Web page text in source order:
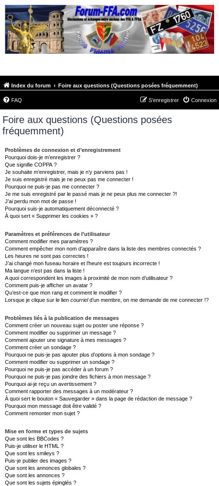
Index du forum Foire aux questions (Questions posées fréquemment)
FAQ Connexion
S’enregistrer
Foire aux questions (Questions posées
fréquemment)
Problèmes de connexion et d’enregistrement
Pourquoi dois-je m’enregistrer ?
Que signifie COPPA ?
Je souhaite m’enregistrer, mais je n’y parviens pas !
Je suis enregistré mais je ne peux pas me connecter !
Pourquoi ne puis-je pas me connecter ?
Je me suis enregistré par le passé mais je ne peux plus me connecter ?!
J’ai perdu mon mot de passe !
Pourquoi suis-je automatiquement déconnecté ?
À quoi sert « Supprimer les cookies » ?
Paramètres et préférences de l’utilisateur
Comment modifier mes paramètres ?
Comment empêcher mon nom d’apparaître dans la liste des membres connectés ?
Les heures ne sont pas correctes !
J’ai changé mon fuseau horaire et l’heure est toujours incorrecte !
Ma langue n’est pas dans la liste !
A quoi correspondent les images à proximité de mon nom d’utilisateur ?
Comment puis-je afficher un avatar ?
Qu’est-ce que mon rang et comment le modifier ?
Lorsque je clique sur le lien courrield’un membre, on me demande de me connecter !?
Problèmes liés à la publication de messages
Comment créer un nouveau sujet ou poster une réponse ?
Comment modifier ou supprimer un message ?
Comment ajouter une signature à mes messages ?
Comment créer un sondage ?
Pourquoi ne puis-je pas ajouter plus d’options à mon sondage ?
Comment modifier ou supprimer un sondage ?
Pourquoi ne puis-je pas accéder à un forum ?
Pourquoi ne puis-je pas joindre des fichiers à mon message ?
Pourquoi ai-je reçu un avertissement ?
Comment rapporter des messages à un modérateur ?
À quoi sert le bouton « Sauvegarder » dans la page de rédaction de message ?
Pourquoi mon message doit être validé ?
Comment remonter mon sujet ?
Mise en forme et types de sujets
Que sont les BBCodes ?
Puis-je utiliser le HTML ?
Que sont les smileys ?
Puis-je publier des images ?
Que sont les annonces globales ?
Que sont les annonces ?
Que sont les sujets épinglés ?